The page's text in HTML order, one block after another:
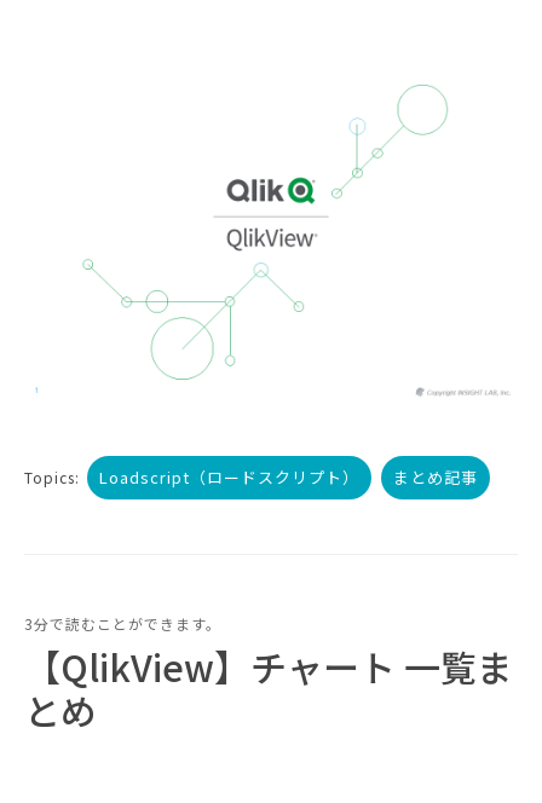
Topics: Loadscript（ロードスクリプト） まとめ記事
3分で読むことができます。
【QlikView】チャート 一覧ま
とめ